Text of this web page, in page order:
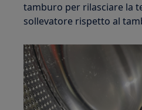
tamburo per rilasciare la
sollevatore rispetto al